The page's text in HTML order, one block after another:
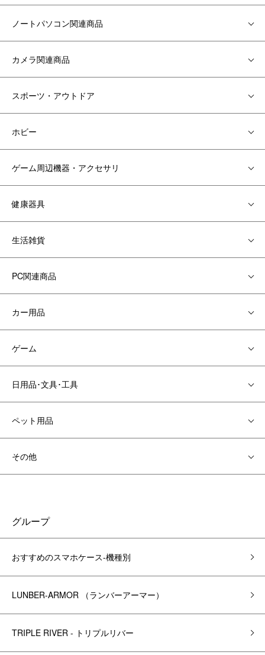
ノートパソコン関連商品
カメラ関連商品
スポーツ・アウトドア
ホビー
ゲーム周辺機器・アクセサリ
健康器具
生活雑貨
PC関連商品
カー用品
ゲーム
日用品･文具･工具
ペット用品
その他
グループ
おすすめのスマホケース-機種別
LUNBER-ARMOR （ランバーアーマー）
TRIPLE RIVER - トリプルリバー